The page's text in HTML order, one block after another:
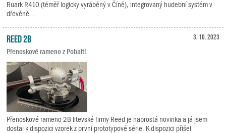
Ruark R410 (téměř logicky vyráběný v Číně), integrovaný hudební systém v
dřevěně...
3. 10. 2023
Reed 2B
Přenoskové rameno z Pobaltí.
Přenoskové rameno 2B litevské firmy Reed je naprostá novinka a já jsem
dostal k dispozici vzorek z první prototypové série. K dispozici přišel